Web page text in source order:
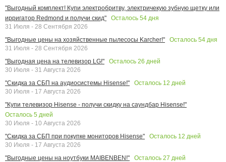
"Выгодный комплект! Купи электробритву, электричекую зубную щетку или
ирригатор Redmond и получи скид"
Осталось 54 дня
31 Июля - 28 Сентября 2026
"Выгодные цены на хозяйственные пылесосы Karcher!"
Осталось 54 дня
31 Июля - 28 Сентября 2026
"Выгодная цена на телевизор LG!"
Осталось 26 дней
30 Июля - 31 Августа 2026
"Скидка за СБП на аудиосистемы Hisense!"
Осталось 12 дней
30 Июля - 17 Августа 2026
"Купи телевизор Hisense - получи скидку на саундбар Hisense!"
Осталось 5 дней
30 Июля - 10 Августа 2026
"Скидка за СБП при покупке мониторов Hisense"
Осталось 12 дней
30 Июля - 17 Августа 2026
"Выгодные цены на ноутбуки MAIBENBEN!"
Осталось 27 дней